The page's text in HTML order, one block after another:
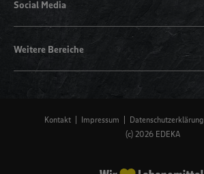
Social Media
Weitere Bereiche
Kontakt Impressum Datenschutzerklärung
(c) 2026 EDEKA